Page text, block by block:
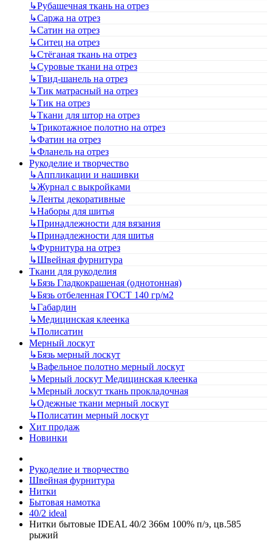
↳Рубашечная ткань на отрез
↳Саржа на отрез
↳Сатин на отрез
↳Ситец на отрез
↳Стёганая ткань на отрез
↳Суровые ткани на отрез
↳Твид-шанель на отрез
↳Тик матрасный на отрез
↳Тик на отрез
↳Ткани для штор на отрез
↳Трикотажное полотно на отрез
↳Фатин на отрез
↳Фланель на отрез
Рукоделие и творчество
↳Аппликации и нашивки
↳Журнал с выкройками
↳Ленты декоративные
↳Наборы для шитья
↳Принадлежности для вязания
↳Принадлежности для шитья
↳Фурнитура на отрез
↳Швейная фурнитура
Ткани для рукоделия
↳Бязь Гладкокрашеная (однотонная)
↳Бязь отбеленная ГОСТ 140 гр/м2
↳Габардин
↳Медицинская клеенка
↳Полисатин
Мерный лоскут
↳Бязь мерный лоскут
↳Вафельное полотно мерный лоскут
↳Мерный лоскут Медицинская клеенка
↳Мерный лоскут ткань прокладочная
↳Одежные ткани мерный лоскут
↳Полисатин мерный лоскут
Хит продаж
Новинки
Рукоделие и творчество
Швейная фурнитура
Нитки
Бытовая намотка
40/2 ideal
Нитки бытовые IDEAL 40/2 366м 100% п/э, цв.585
рыжий